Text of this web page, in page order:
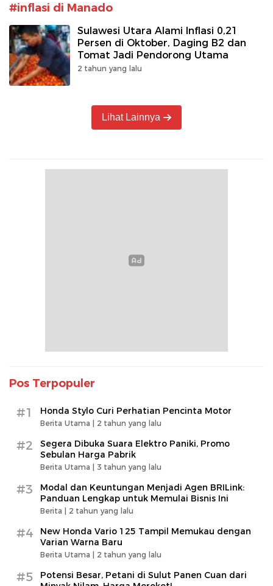
#inflasi di Manado
Sulawesi Utara Alami Inflasi 0,21
Persen di Oktober, Daging B2 dan
Tomat Jadi Pendorong Utama
2 tahun yang lalu
Lihat Lainnya
Pos Terpopuler
#1 Honda Stylo Curi Perhatian Pencinta Motor
Berita Utama | 2 tahun yang lalu
#2
Segera Dibuka Suara Elektro Paniki, Promo
Sebulan Harga Pabrik
Berita Utama | 3 tahun yang lalu
#3
Modal dan Keuntungan Menjadi Agen BRILink:
Panduan Lengkap untuk Memulai Bisnis Ini
Berita | 2 tahun yang lalu
#4
New Honda Vario 125 Tampil Memukau dengan
Varian Warna Baru
Berita Utama | 2 tahun yang lalu
#5
Potensi Besar, Petani di Sulut Panen Cuan dari